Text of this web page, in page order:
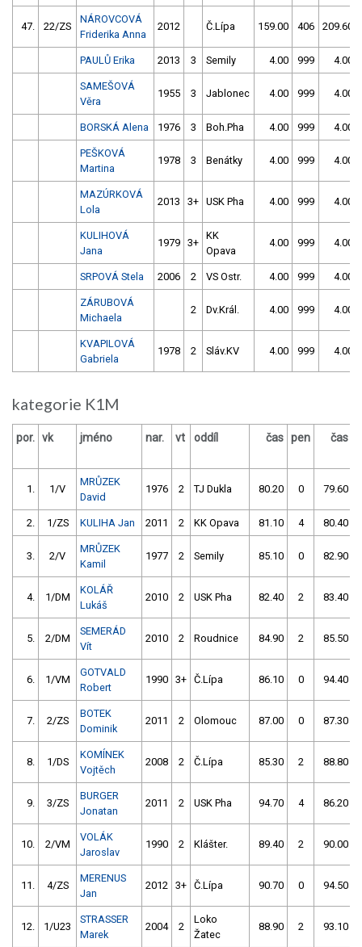
47. 22/ZS
NÁROVCOVÁ
Friderika Anna
2012 Č.Lípa 159.00 406 209.60
PAULŮ Erika 2013 3 Semily 4.00 999 4.00
SAMEŠOVÁ
Věra
1955 3 Jablonec 4.00 999 4.00
BORSKÁ Alena 1976 3 Boh.Pha 4.00 999 4.00
PEŠKOVÁ
Martina
1978 3 Benátky 4.00 999 4.00
MAZÚRKOVÁ
Lola
2013 3+ USK Pha 4.00 999 4.00
KULIHOVÁ
Jana
1979 3+
KK
Opava
4.00 999 4.00
SRPOVÁ Stela 2006 2 VS Ostr. 4.00 999 4.00
ZÁRUBOVÁ
Michaela
2 Dv.Král. 4.00 999 4.00
KVAPILOVÁ
Gabriela
1978 2 Sláv.KV 4.00 999 4.00
kategorie K1M
por. vk jméno nar. vt oddíl čas pen čas
1. 1/V
MRŮZEK
David
1976 2 TJ Dukla 80.20 0 79.60
2. 1/ZS KULIHA Jan 2011 2 KK Opava 81.10 4 80.40
3. 2/V
MRŮZEK
Kamil
1977 2 Semily 85.10 0 82.90
4. 1/DM
KOLÁŘ
Lukáš
2010 2 USK Pha 82.40 2 83.40
5. 2/DM
SEMERÁD
Vít
2010 2 Roudnice 84.90 2 85.50
6. 1/VM
GOTVALD
Robert
1990 3+ Č.Lípa 86.10 0 94.40
7. 2/ZS
BOTEK
Dominik
2011 2 Olomouc 87.00 0 87.30
8. 1/DS
KOMÍNEK
Vojtěch
2008 2 Č.Lípa 85.30 2 88.80
9. 3/ZS
BURGER
Jonatan
2011 2 USK Pha 94.70 4 86.20
10. 2/VM
VOLÁK
Jaroslav
1990 2 Klášter. 89.40 2 90.00
11. 4/ZS
MERENUS
Jan
2012 3+ Č.Lípa 90.70 0 94.50
12. 1/U23
STRASSER
Marek
2004 2
Loko
Žatec
88.90 2 93.10